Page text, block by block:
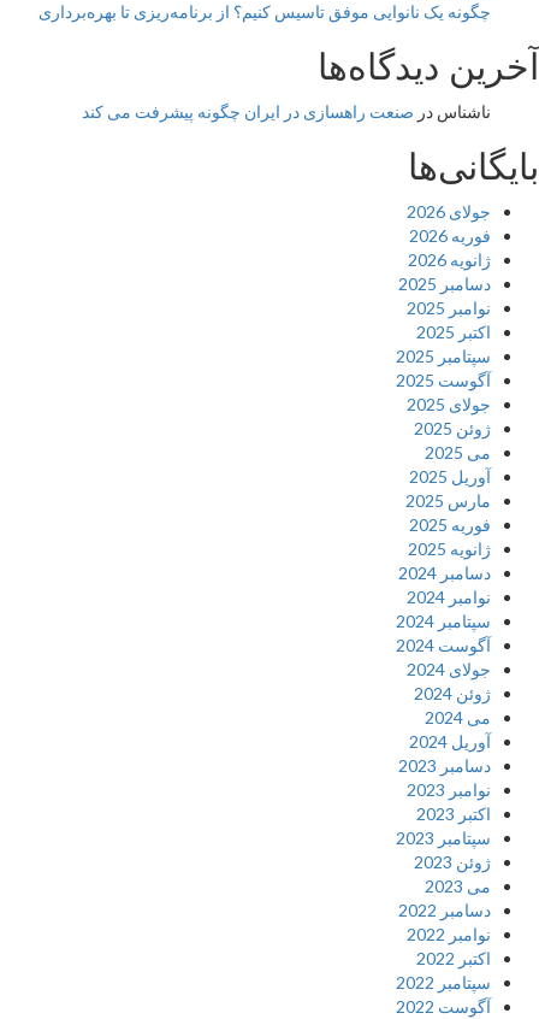
چگونه یک نانوایی موفق تاسیس کنیم؟ از برنامه‌ریزی تا بهره‌برداری
آخرین دیدگاه‌ها
ناشناس در صنعت راهسازی در ایران چگونه پیشرفت می کند
بایگانی‌ها
جولای 2026
فوریه 2026
ژانویه 2026
دسامبر 2025
نوامبر 2025
اکتبر 2025
سپتامبر 2025
آگوست 2025
جولای 2025
ژوئن 2025
می 2025
آوریل 2025
مارس 2025
فوریه 2025
ژانویه 2025
دسامبر 2024
نوامبر 2024
سپتامبر 2024
آگوست 2024
جولای 2024
ژوئن 2024
می 2024
آوریل 2024
دسامبر 2023
نوامبر 2023
اکتبر 2023
سپتامبر 2023
ژوئن 2023
می 2023
دسامبر 2022
نوامبر 2022
اکتبر 2022
سپتامبر 2022
آگوست 2022